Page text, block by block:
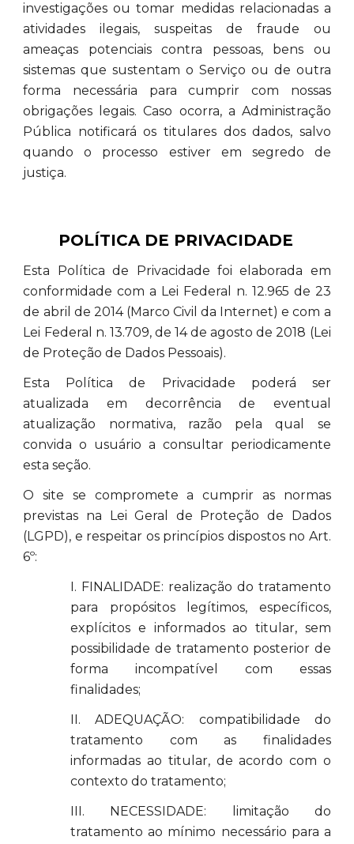
investigações ou tomar medidas relacionadas a
atividades ilegais, suspeitas de fraude ou
ameaças potenciais contra pessoas, bens ou
sistemas que sustentam o Serviço ou de outra
forma necessária para cumprir com nossas
obrigações legais. Caso ocorra, a Administração
Pública notificará os titulares dos dados, salvo
quando o processo estiver em segredo de
justiça.
POLÍTICA DE PRIVACIDADE
Esta Política de Privacidade foi elaborada em
conformidade com a Lei Federal n. 12.965 de 23
de abril de 2014 (Marco Civil da Internet) e com a
Lei Federal n. 13.709, de 14 de agosto de 2018 (Lei
de Proteção de Dados Pessoais).
Esta Política de Privacidade poderá ser
atualizada em decorrência de eventual
atualização normativa, razão pela qual se
convida o usuário a consultar periodicamente
esta seção.
O site se compromete a cumprir as normas
previstas na Lei Geral de Proteção de Dados
(LGPD), e respeitar os princípios dispostos no Art.
6º:
I. FINALIDADE: realização do tratamento
para propósitos legítimos, específicos,
explícitos e informados ao titular, sem
possibilidade de tratamento posterior de
forma incompatível com essas
finalidades;
II. ADEQUAÇÃO: compatibilidade do
tratamento com as finalidades
informadas ao titular, de acordo com o
contexto do tratamento;
III. NECESSIDADE: limitação do
tratamento ao mínimo necessário para a